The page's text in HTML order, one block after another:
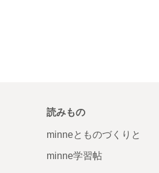
読みもの
minneとものづくりと
minne学習帖